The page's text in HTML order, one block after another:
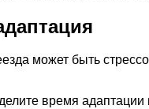
может быть
время